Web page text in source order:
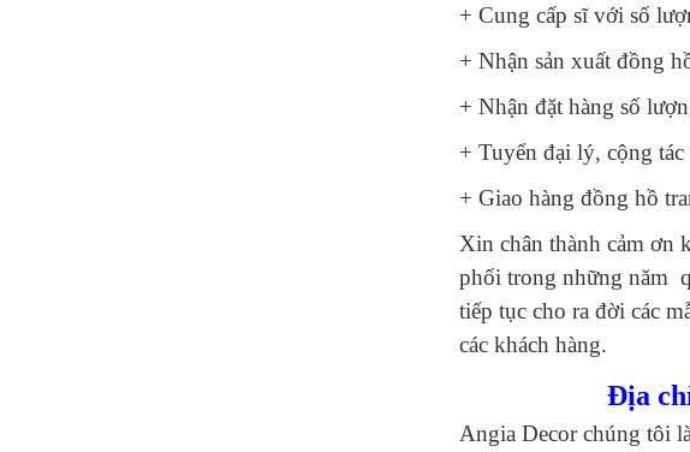
+ Cung cấp sĩ với số
+ Nhận sản xuất đồng
+ Nhận đặt hàng số
+ Tuyển đại lý, cộng tác
+ Giao hàng đồng hồ
Xin chân thành cảm ơn
phối trong những năm
tiếp tục cho ra đời các
các khách hàng.
Địa
Angia Decor chúng tôi